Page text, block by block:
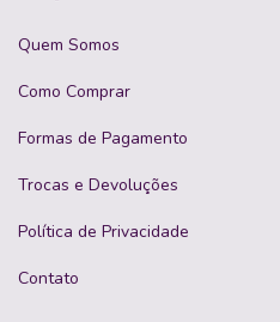
Quem Somos
Como Comprar
Formas de Pagamento
Trocas e Devoluções
Política de Privacidade
Contato